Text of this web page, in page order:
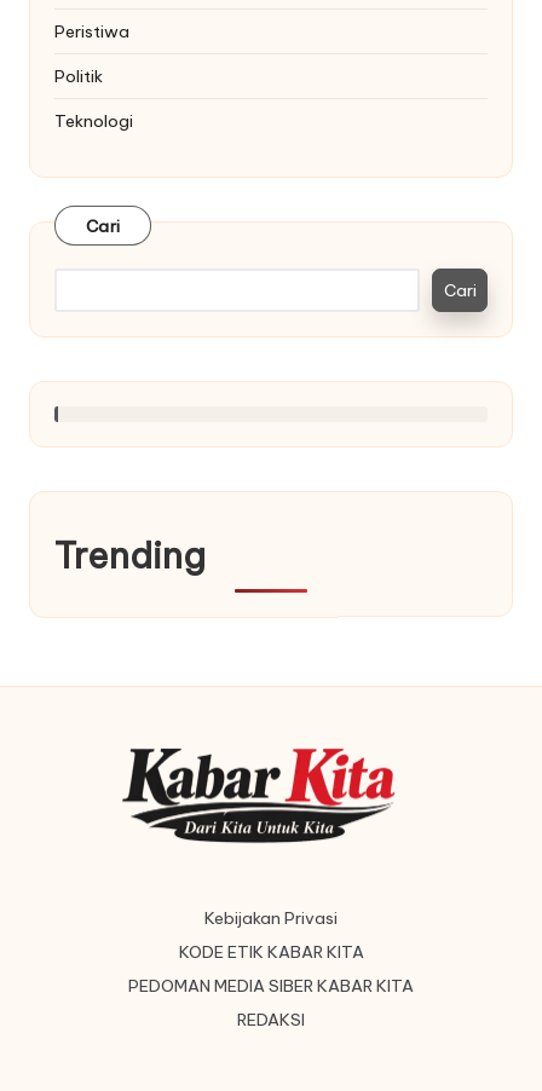
Peristiwa
Politik
Teknologi
Cari
Cari
Trending
Kebijakan Privasi
KODE ETIK KABAR KITA
PEDOMAN MEDIA SIBER KABAR KITA
REDAKSI